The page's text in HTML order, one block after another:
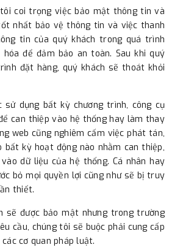
coi trọng việc bảo mật thông tin và
nhất bảo vệ thông tin và việc thanh
tin của quý khách trong quá trình
để đảm bảo an toàn. Sau khi quý
đặt hàng, quý khách sẽ thoát khỏi
sử dụng bất kỳ chương trình, công cụ
can thiệp vào hệ thống hay làm thay
web cũng nghiêm cấm việc phát tán,
kỳ hoạt động nào nhằm can thiệp,
dữ liệu của hệ thống. Cá nhân hay
bỏ mọi quyền lợi cũng như sẽ bị truy
thiết.
sẽ được bảo mật nhưng trong trường
cầu, chúng tôi sẽ buộc phải cung cấp
cơ quan pháp luật.